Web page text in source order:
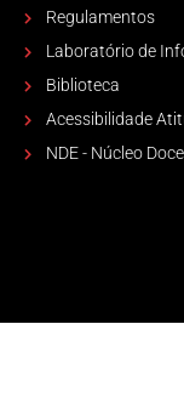
Regulamentos
Laboratório de
Biblioteca
Acessibilidade
NDE - Núcleo